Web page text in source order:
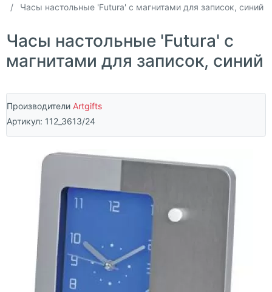
Часы настольные 'Futura' с магнитами для записок, синий
Часы настольные 'Futura' с
магнитами для записок, синий
Производители Artgifts
Артикул: 112_3613/24